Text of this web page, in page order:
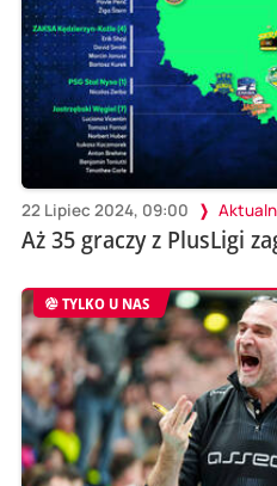
22 Lipiec 2024, 09:00
Aż 35 graczy z PlusLigi
TYLKO U NAS